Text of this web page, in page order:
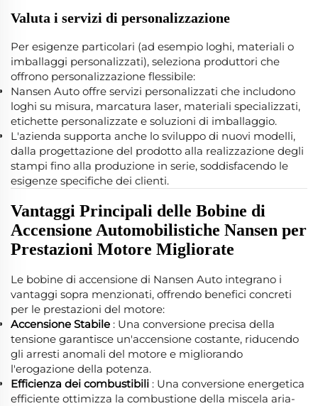
Valuta i servizi di personalizzazione
Per esigenze particolari (ad esempio loghi, materiali o
imballaggi personalizzati), seleziona produttori che
offrono personalizzazione flessibile:
Nansen Auto offre servizi personalizzati che includono
loghi su misura, marcatura laser, materiali specializzati,
etichette personalizzate e soluzioni di imballaggio.
L'azienda supporta anche lo sviluppo di nuovi modelli,
dalla progettazione del prodotto alla realizzazione degli
stampi fino alla produzione in serie, soddisfacendo le
esigenze specifiche dei clienti.
Vantaggi Principali delle Bobine di
Accensione Automobilistiche Nansen per
Prestazioni Motore Migliorate
Le bobine di accensione di Nansen Auto integrano i
vantaggi sopra menzionati, offrendo benefici concreti
per le prestazioni del motore:
Accensione Stabile : Una conversione precisa della
tensione garantisce un'accensione costante, riducendo
gli arresti anomali del motore e migliorando
l'erogazione della potenza.
Efficienza dei combustibili : Una conversione energetica
efficiente ottimizza la combustione della miscela aria-